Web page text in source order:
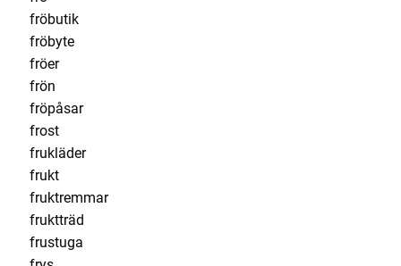
fröbutik
fröbyte
fröer
frön
fröpåsar
frost
frukläder
frukt
fruktremmar
fruktträd
frustuga